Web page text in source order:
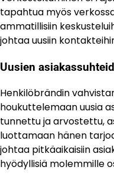
tapahtua myös
ammatillisiin
johtaa uusiin
Uusien
Henkilöbrändin
houkuttelemaan uusia
tunnettu ja arvostettu,
luottamaan hänen
johtaa pitkäaikaisiin
hyödyllisiä molemmille